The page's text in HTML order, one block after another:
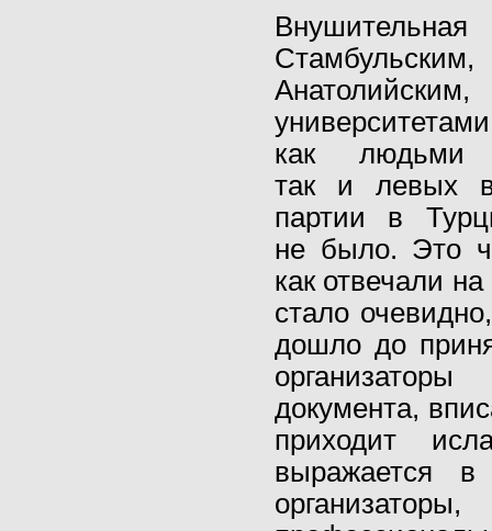
как людьми
так и левых
партии в
не было. Это
как отвечали
стало
дошло до
документа,
приходит
выражается в